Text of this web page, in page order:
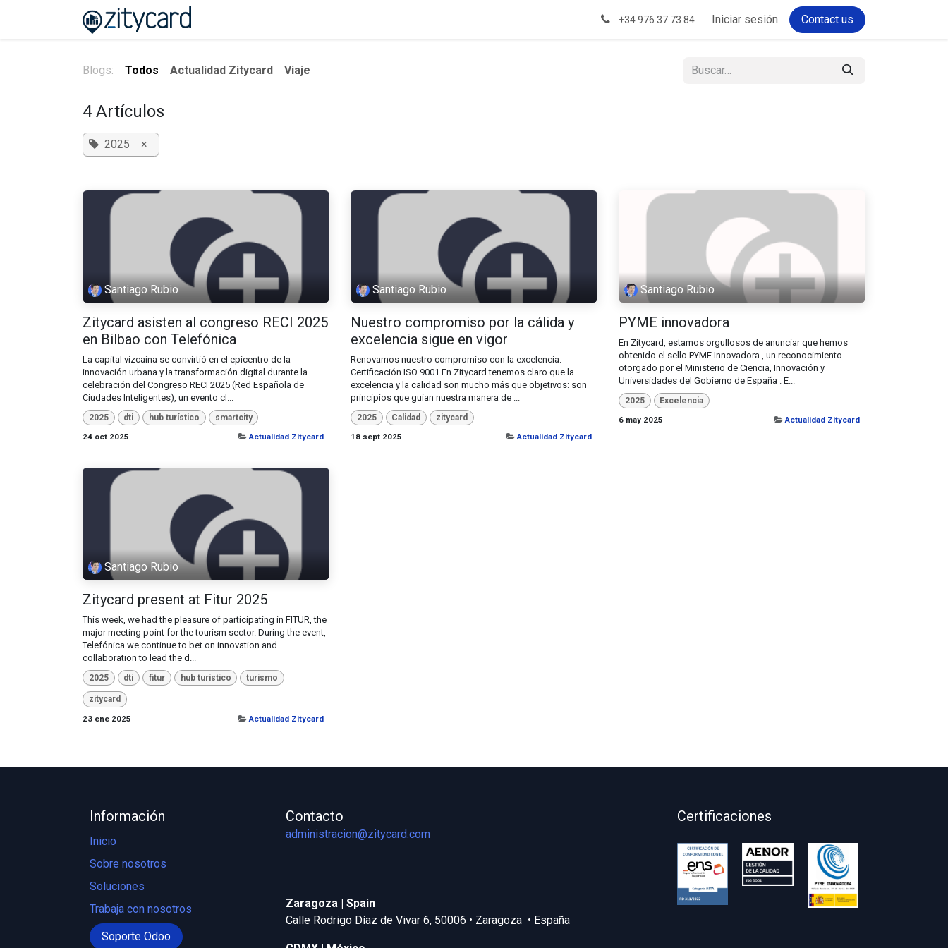
+34 976 37 73 84 Iniciar sesión Contact us
Blogs: Todos Actualidad Zitycard Viaje
4 Artículos
2025 ×
Santiago Rubio
Zitycard asisten al congreso RECI 2025
en Bilbao con Telefónica
La capital vizcaína se convirtió en el epicentro de la
innovación urbana y la transformación digital durante la
celebración del Congreso RECI 2025 (Red Española de
Ciudades Inteligentes), un evento cl...
2025 dti hub turístico
smartcity
24 oct 2025
Actualidad Zitycard
Santiago Rubio
Nuestro compromiso por la cálida y
excelencia sigue en vigor
Renovamos nuestro compromiso con la excelencia:
Certificación ISO 9001 En Zitycard tenemos claro que la
excelencia y la calidad son mucho más que objetivos: son
principios que guían nuestra manera de ...
2025 Calidad
zitycard
18 sept 2025
Actualidad Zitycard
Santiago Rubio
PYME innovadora
En Zitycard, estamos orgullosos de anunciar que hemos
obtenido el sello PYME Innovadora , un reconocimiento
otorgado por el Ministerio de Ciencia, Innovación y
Universidades del Gobierno de España . E...
2025
Excelencia
6 may 2025
Actualidad Zitycard
Santiago Rubio
Zitycard present at Fitur 2025
This week, we had the pleasure of participating in FITUR, the
major meeting point for the tourism sector. During the event,
Telefónica ​we continue to bet on innovation and
collaboration to lead the d...
2025 dti fitur hub turístico turismo
zitycard
23 ene 2025
Actualidad Zitycard
Información
Inicio
Sobre nosotros
Soluciones
Trabaja con nosotros
Soporte Odoo
Certificaciones
Contacto
administracion@zitycard.com
Zaragoza | Spain
Calle Rodrigo Díaz de Vivar 6, 50006 • Zaragoza • España